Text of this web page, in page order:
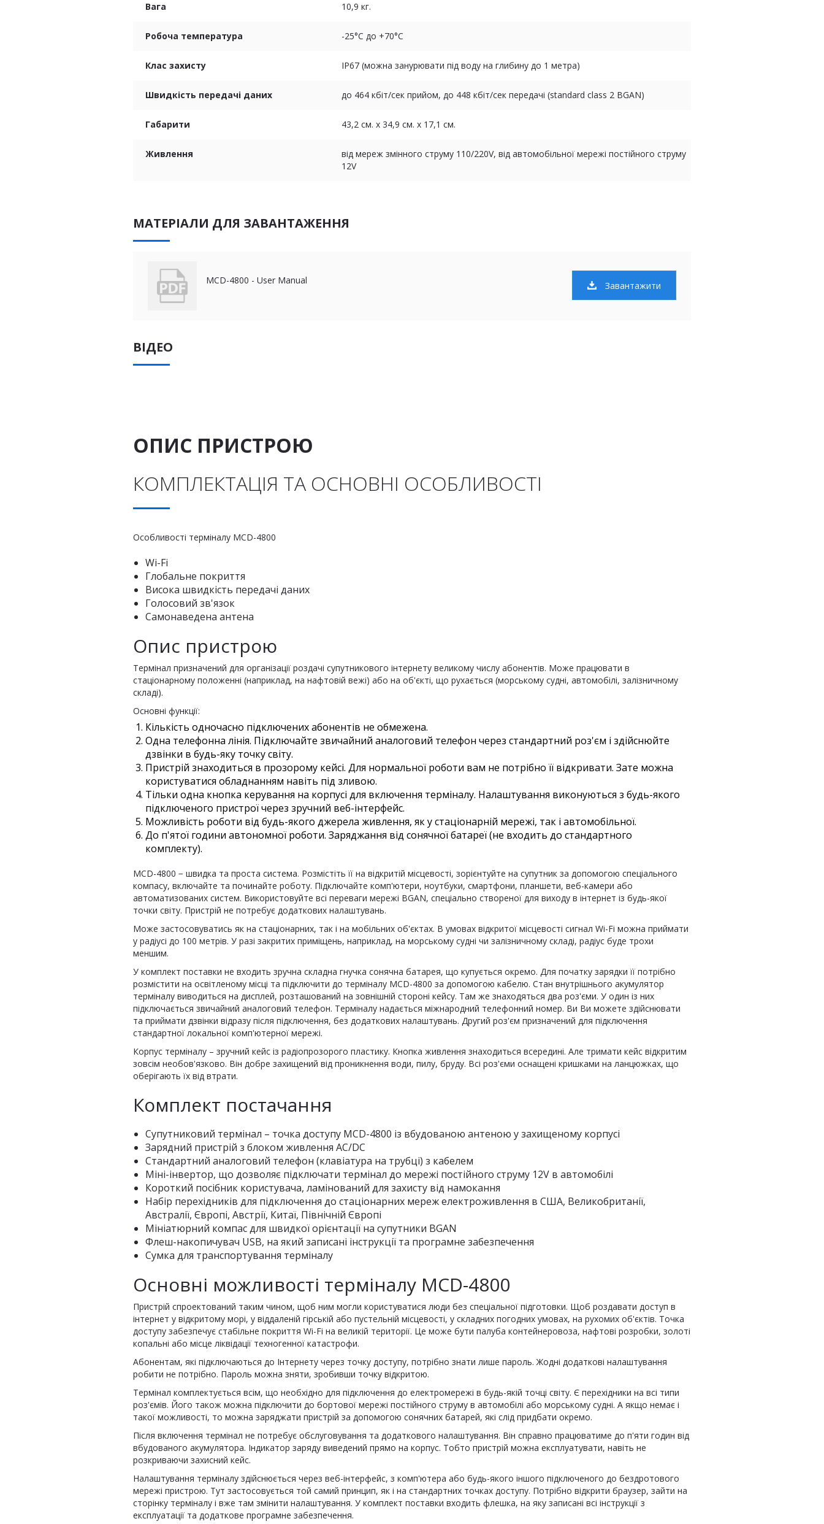
Вага 10,9 кг.
Робоча температура -25°C до +70°C
Клас захисту IP67 (можна занурювати під воду на глибину до 1 метра)
Швидкість передачі даних до 464 кбіт/сек прийом, до 448 кбіт/сек передачі (standard class 2 BGAN)
Габарити 43,2 см. х 34,9 см. х 17,1 см.
Живлення
від мереж змінного струму 110/220V, від автомобільної мережі постійного струму
12V
МАТЕРІАЛИ ДЛЯ ЗАВАНТАЖЕННЯ
MCD-4800 - User Manual Завантажити
ВІДЕО
ОПИС ПРИСТРОЮ
КОМПЛЕКТАЦІЯ ТА ОСНОВНІ ОСОБЛИВОСТІ
Особливості терміналу MCD-4800
Wi-Fi
Глобальне покриття
Висока швидкість передачі даних
Голосовий зв'язок
Самонаведена антена
Опис пристрою
Термінал призначений для організації роздачі супутникового інтернету великому числу абонентів. Може працювати в
стаціонарному положенні (наприклад, на нафтовій вежі) або на об'єкті, що рухається (морському судні, автомобілі, залізничному
складі).
Основні функції:
Кількість одночасно підключених абонентів не обмежена.
Одна телефонна лінія. Підключайте звичайний аналоговий телефон через стандартний роз'єм і здійснюйте
дзвінки в будь-яку точку світу.
Пристрій знаходиться в прозорому кейсі. Для нормальної роботи вам не потрібно її відкривати. Зате можна
користуватися обладнанням навіть під зливою.
Тільки одна кнопка керування на корпусі для включення терміналу. Налаштування виконуються з будь-якого
підключеного пристрої через зручний веб-інтерфейс.
Можливість роботи від будь-якого джерела живлення, як у стаціонарній мережі, так і автомобільної.
До п'ятої години автономної роботи. Заряджання від сонячної батареї (не входить до стандартного
комплекту).
MCD-4800 − швидка та проста система. Розмістіть її на відкритій місцевості, зорієнтуйте на супутник за допомогою спеціального
компасу, включайте та починайте роботу. Підключайте комп'ютери, ноутбуки, смартфони, планшети, веб-камери або
автоматизованих систем. Використовуйте всі переваги мережі BGAN, спеціально створеної для виходу в інтернет із будь-якої
точки світу. Пристрій не потребує додаткових налаштувань.
Може застосовуватись як на стаціонарних, так і на мобільних об'єктах. В умовах відкритої місцевості сигнал Wi-Fi можна приймати
у радіусі до 100 метрів. У разі закритих приміщень, наприклад, на морському судні чи залізничному складі, радіус буде трохи
меншим.
У комплект поставки не входить зручна складна гнучка сонячна батарея, що купується окремо. Для початку зарядки її потрібно
розмістити на освітленому місці та підключити до терміналу MCD-4800 за допомогою кабелю. Стан внутрішнього акумулятор
терміналу виводиться на дисплей, розташований на зовнішній стороні кейсу. Там же знаходяться два роз'єми. У один із них
підключається звичайний аналоговий телефон. Терміналу надається міжнародний телефонний номер. Ви Ви можете здійснювати
та приймати дзвінки відразу після підключення, без додаткових налаштувань. Другий роз'єм призначений для підключення
стандартної локальної комп'ютерної мережі.
Корпус терміналу – зручний кейс із радіопрозорого пластику. Кнопка живлення знаходиться всередині. Але тримати кейс відкритим
зовсім необов'язково. Він добре захищений від проникнення води, пилу, бруду. Всі роз'єми оснащені кришками на ланцюжках, що
оберігають їх від втрати.
Комплект постачання
Супутниковий термінал – точка доступу MCD-4800 із вбудованою антеною у захищеному корпусі
Зарядний пристрій з блоком живлення AC/DC
Стандартний аналоговий телефон (клавіатура на трубці) з кабелем
Міні-інвертор, що дозволяє підключати термінал до мережі постійного струму 12V в автомобілі
Короткий посібник користувача, ламінований для захисту від намокання
Набір перехідників для підключення до стаціонарних мереж електроживлення в США, Великобританії,
Австралії, Європі, Австрії, Китаї, Північній Європі
Мініатюрний компас для швидкої орієнтації на супутники BGAN
Флеш-накопичувач USB, на який записані інструкції та програмне забезпечення
Сумка для транспортування терміналу
Основні можливості терміналу MCD-4800
Пристрій спроектований таким чином, щоб ним могли користуватися люди без спеціальної підготовки. Щоб роздавати доступ в
інтернет у відкритому морі, у віддаленій гірській або пустельній місцевості, у складних погодних умовах, на рухомих об'єктів. Точка
доступу забезпечує стабільне покриття Wi-Fi на великій території. Це може бути палуба контейнеровоза, нафтові розробки, золоті
копальні або місце ліквідації техногенної катастрофи.
Абонентам, які підключаються до Інтернету через точку доступу, потрібно знати лише пароль. Жодні додаткові налаштування
робити не потрібно. Пароль можна зняти, зробивши точку відкритою.
Термінал комплектується всім, що необхідно для підключення до електромережі в будь-якій точці світу. Є перехідники на всі типи
роз'ємів. Його також можна підключити до бортової мережі постійного струму в автомобілі або морському судні. А якщо немає і
такої можливості, то можна заряджати пристрій за допомогою сонячних батарей, які слід придбати окремо.
Після включення термінал не потребує обслуговування та додаткового налаштування. Він справно працюватиме до п'яти годин від
вбудованого акумулятора. Індикатор заряду виведений прямо на корпус. Тобто пристрій можна експлуатувати, навіть не
розкриваючи захисний кейс.
Налаштування терміналу здійснюється через веб-інтерфейс, з комп'ютера або будь-якого іншого підключеного до бездротового
мережі пристрою. Тут застосовується той самий принцип, як і на стандартних точках доступу. Потрібно відкрити браузер, зайти на
сторінку терміналу і вже там змінити налаштування. У комплект поставки входить флешка, на яку записані всі інструкції з
експлуатації та додаткове програмне забезпечення.